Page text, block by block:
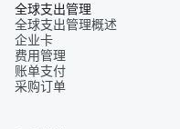
全球支出管理
全球支出管理概述
企业卡
费用管理
账单支付
采购订单